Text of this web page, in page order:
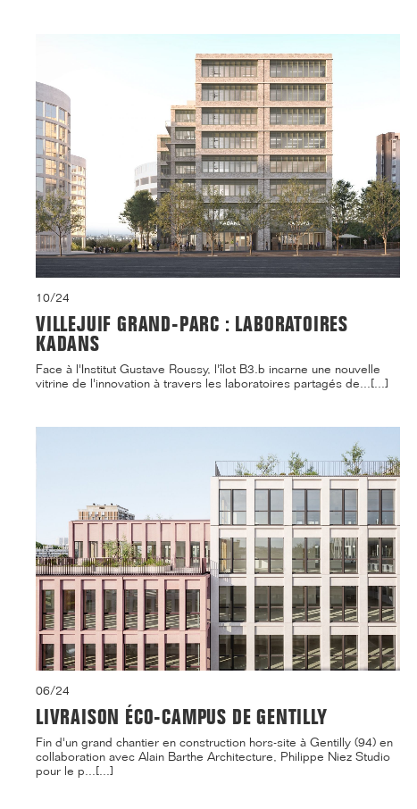
10/24
VILLEJUIF GRAND-PARC : LABORATOIRES
KADANS
Face à l'Institut Gustave Roussy, l'îlot B3.b incarne une nouvelle
vitrine de l'innovation à travers les laboratoires partagés de...[...]
06/24
LIVRAISON ÉCO-CAMPUS DE GENTILLY
Fin d'un grand chantier en construction hors-site à Gentilly (94) en
collaboration avec Alain Barthe Architecture, Philippe Niez Studio
pour le p...[...]